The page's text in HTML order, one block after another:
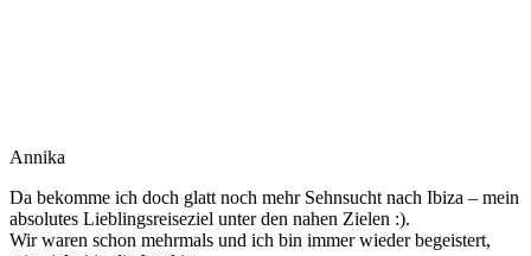
Annika
Da bekomme ich doch glatt noch mehr Sehnsucht nach Ibiza – mein
absolutes Lieblingsreiseziel unter den nahen Zielen :).
Wir waren schon mehrmals und ich bin immer wieder begeistert,